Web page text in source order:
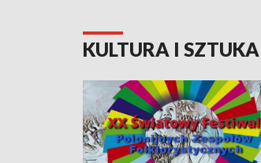
KULTURA I SZTUKA